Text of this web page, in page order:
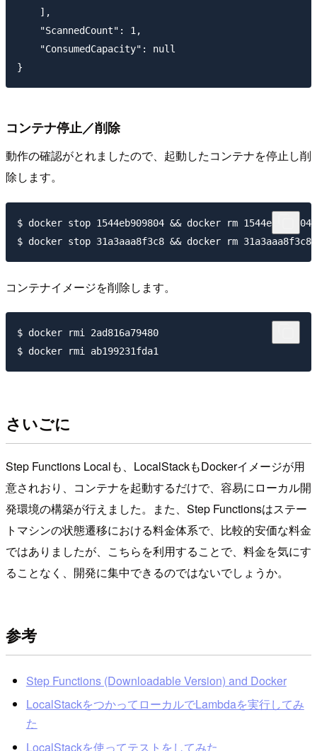
    ],
    "ScannedCount": 1,
    "ConsumedCapacity": null
コンテナ停止／削除
動作の確認がとれましたので、起動したコンテナを停止し削
除します。
$ docker stop 1544eb909804 && docker rm 1544eb909804
コンテナイメージを削除します。
$ docker rmi 2ad816a79480
さいごに
Step Functions Localも、LocalStackもDockerイメージが用
意されおり、コンテナを起動するだけで、容易にローカル開
発環境の構築が行えました。また、Step Functionsはステー
トマシンの状態遷移における料金体系で、比較的安価な料金
ではありましたが、こちらを利用することで、料金を気にす
ることなく、開発に集中できるのではないでしょうか。
参考
Step Functions (Downloadable Version) and Docker
LocalStackをつかってローカルでLambdaを実行してみ
た
LocalStackを使ってテストをしてみた